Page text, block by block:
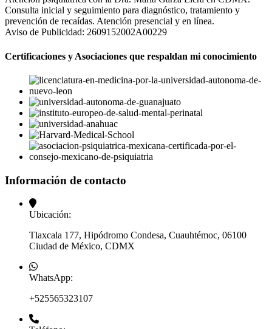
Consulta inicial y seguimiento para diagnóstico, tratamiento y
prevención de recaídas. Atención presencial y en línea.
Aviso de Publicidad: 2609152002A00229
Certificaciones y Asociaciones que respaldan mi conocimiento
Información de contacto
Ubicación:
Tlaxcala 177, Hipódromo Condesa, Cuauhtémoc, 06100
Ciudad de México, CDMX
WhatsApp:
+525565323107